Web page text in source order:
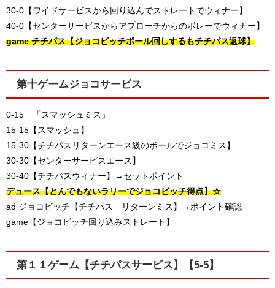
30-0【ワイドサービスから回り込んでストレートでウィナー】
40-0【センターサービスからアプローチからのボレーでウィナー】
game チチパス【ジョコビッチポール回しするもチチパス返球】
第十ゲームジョコサービス
0-15 「スマッシュミス」
15-15【スマッシュ】
15-30【チチパスリターンエース級のボールでジョコミス】
30-30【センターサービスエース】
30-40【チチパスウィナー】→セットポイント
デュース【とんでもないラリーでジョコビッチ得点】☆
ad ジョコビッチ【チチパス リターンミス】→ポイント確認
game【ジョコビッチ回り込みストレート】
第１１ゲーム【チチパスサービス】【5-5】